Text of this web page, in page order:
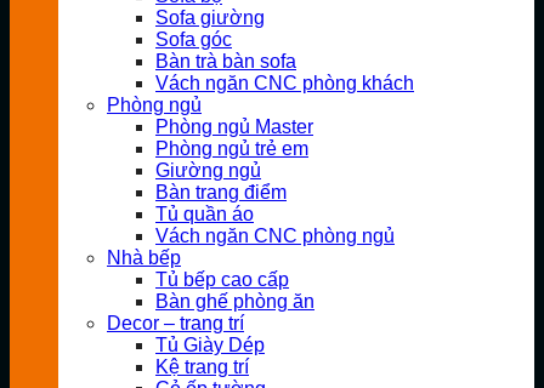
Sofa giường
Sofa góc
Bàn trà bàn sofa
Vách ngăn CNC phòng khách
Phòng ngủ
Phòng ngủ Master
Phòng ngủ trẻ em
Giường ngủ
Bàn trang điểm
Tủ quần áo
Vách ngăn CNC phòng ngủ
Nhà bếp
Tủ bếp cao cấp
Bàn ghế phòng ăn
Decor – trang trí
Tủ Giày Dép
Kệ trang trí